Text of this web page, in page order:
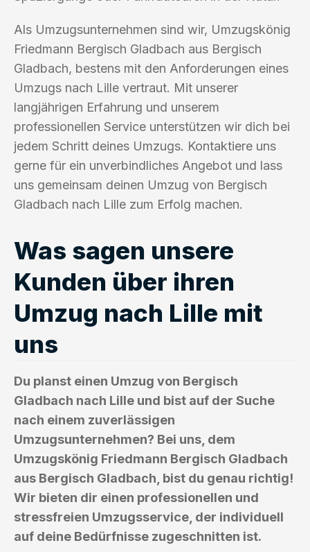
Als Umzugsunternehmen sind wir, Umzugskönig
Friedmann Bergisch Gladbach aus Bergisch
Gladbach, bestens mit den Anforderungen eines
Umzugs nach Lille vertraut. Mit unserer
langjährigen Erfahrung und unserem
professionellen Service unterstützen wir dich bei
jedem Schritt deines Umzugs. Kontaktiere uns
gerne für ein unverbindliches Angebot und lass
uns gemeinsam deinen Umzug von Bergisch
Gladbach nach Lille zum Erfolg machen.
Was sagen unsere
Kunden über ihren
Umzug nach Lille mit
uns
Du planst einen Umzug von Bergisch
Gladbach nach Lille und bist auf der Suche
nach einem zuverlässigen
Umzugsunternehmen? Bei uns, dem
Umzugskönig Friedmann Bergisch Gladbach
aus Bergisch Gladbach, bist du genau richtig!
Wir bieten dir einen professionellen und
stressfreien Umzugsservice, der individuell
auf deine Bedürfnisse zugeschnitten ist.